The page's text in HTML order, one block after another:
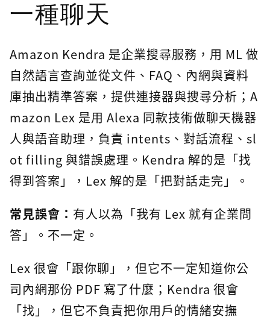
一種聊天
Amazon Kendra 是企業搜尋服務，用 ML 做
自然語言查詢並從文件、FAQ、內網與資料
庫抽出精準答案，提供連接器與搜尋分析；A
mazon Lex 是用 Alexa 同款技術做聊天機器
人與語音助理，負責 intents、對話流程、sl
ot filling 與錯誤處理。Kendra 解的是「找
得到答案」，Lex 解的是「把對話走完」。
常見誤會： 有人以為「我有 Lex 就有企業問
答」。不一定。
Lex 很會「跟你聊」，但它不一定知道你公
司內網那份 PDF 寫了什麼；Kendra 很會
「找」，但它不負責把你用戶的情緒安撫